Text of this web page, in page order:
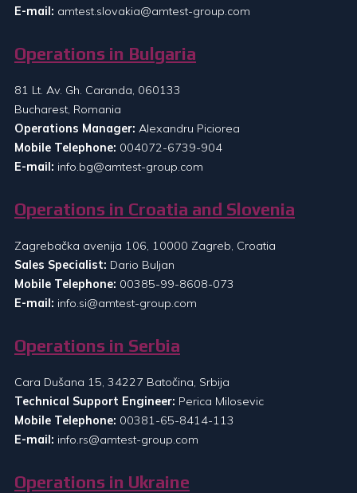
E-mail: amtest.slovakia@amtest-group.com
Operations in Bulgaria
81 Lt. Av. Gh. Caranda, 060133
Bucharest, Romania
Operations Manager: Alexandru Piciorea
Mobile Telephone: 004072-6739-904
E-mail: info.bg@amtest-group.com
Operations in Croatia and Slovenia
Zagrebačka avenija 106, 10000 Zagreb, Croatia
Sales Specialist: Dario Buljan
Mobile Telephone: 00385-99-8608-073
E-mail: info.si@amtest-group.com
Operations in Serbia
Cara Dušana 15, 34227 Batočina, Srbija
Technical Support Engineer: Perica Milosevic
Mobile Telephone: 00381-65-8414-113
E-mail: info.rs@amtest-group.com
Operations in Ukraine